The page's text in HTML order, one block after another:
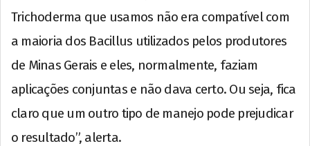
Trichoderma que usamos não era compatível com
a maioria dos Bacillus utilizados pelos produtores
de Minas Gerais e eles, normalmente, faziam
aplicações conjuntas e não dava certo. Ou seja, fica
claro que um outro tipo de manejo pode prejudicar
o resultado”, alerta.